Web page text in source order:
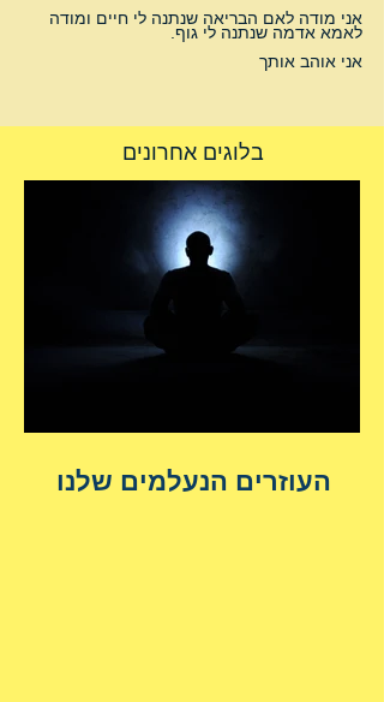
אני מודה לאם הבריאה שנתנה לי חיים ומודה
לאמא אדמה שנתנה לי גוף.
אני אוהב אותך
בלוגים אחרונים
העוזרים הנעלמים שלנו